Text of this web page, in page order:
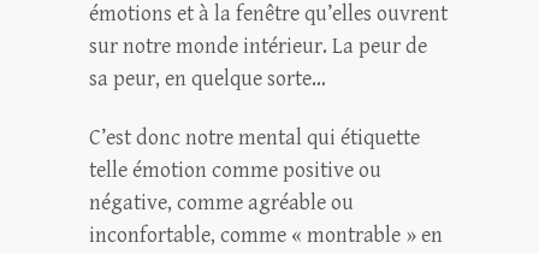
émotions et à la fenêtre qu’elles ouvrent
sur notre monde intérieur. La peur de
sa peur, en quelque sorte…
C’est donc notre mental qui étiquette
telle émotion comme positive ou
négative, comme agréable ou
inconfortable, comme « montrable » en